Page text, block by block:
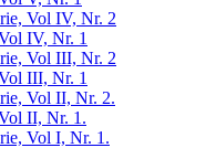
Vol IV, Nr. 2
IV, Nr. 1
Vol III, Nr. 2
III, Nr. 1
Vol II, Nr. 2.
II, Nr. 1.
Vol I, Nr. 1.